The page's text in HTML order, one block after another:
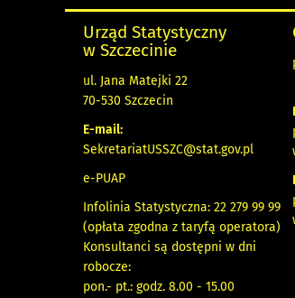
Urząd Statystyczny
w Szczecinie
ul. Jana Matejki 22
70-530 Szczecin
E-mail:
SekretariatUSSZC@stat.gov.pl
e-PUAP
Infolinia Statystyczna: 22 279 99 99
(opłata zgodna z taryfą operatora)
Konsultanci są dostępni w dni
robocze:
pon.- pt.: godz. 8.00 - 15.00